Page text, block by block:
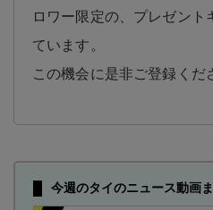
ロワー限定の、プレゼント
ています。
この機会に是非ご登録くだ
今週のタイのニュース動画